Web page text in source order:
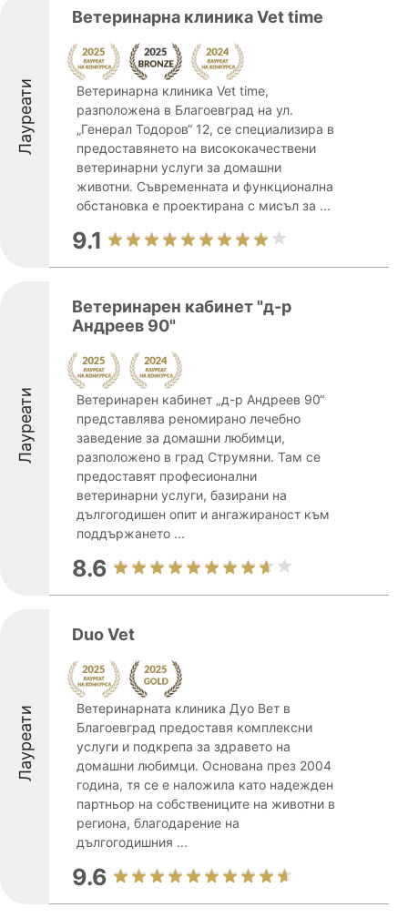
Лауреати
Ветеринарна клиника Vet time
Ветеринарна клиника Vet time,
разположена в Благоевград на ул.
„Генерал Тодоров“ 12, се специализира в
предоставянето на висококачествени
ветеринарни услуги за домашни
животни. Съвременната и функционална
обстановка е проектирана с мисъл за ...
9.1
Лауреати
Ветеринарен кабинет "д-р
Андреев 90"
Ветеринарен кабинет „д-р Андреев 90“
представлява реномирано лечебно
заведение за домашни любимци,
разположено в град Струмяни. Там се
предоставят професионални
ветеринарни услуги, базирани на
дългогодишен опит и ангажираност към
поддържането ...
8.6
Лауреати
Duo Vet
Ветеринарната клиника Дуо Вет в
Благоевград предоставя комплексни
услуги и подкрепа за здравето на
домашни любимци. Основана през 2004
година, тя се е наложила като надежден
партньор на собствениците на животни в
региона, благодарение на
дългогодишния ...
9.6